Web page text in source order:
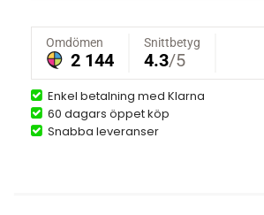
Enkel betalning med Klarna
60 dagars öppet köp
Snabba leveranser